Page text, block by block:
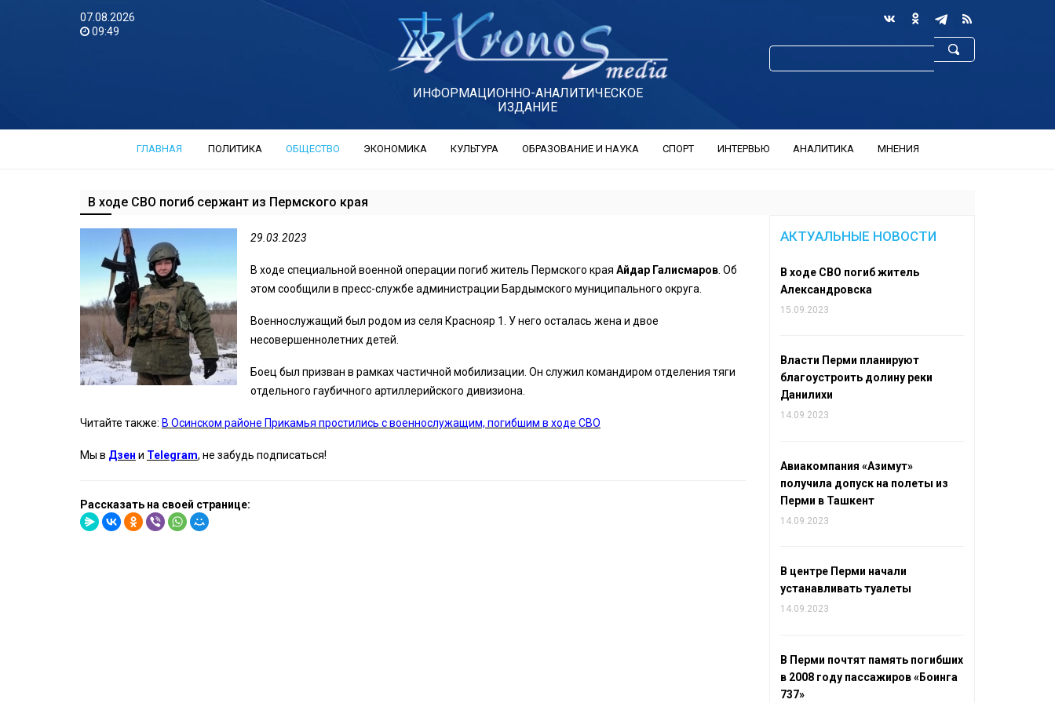
07.08.2026
09:49
ИНФОРМАЦИОННО-АНАЛИТИЧЕСКОЕ
ИЗДАНИЕ
ГЛАВНАЯ ПОЛИТИКА ОБЩЕСТВО ЭКОНОМИКА КУЛЬТУРА ОБРАЗОВАНИЕ И НАУКА СПОРТ ИНТЕРВЬЮ АНАЛИТИКА МНЕНИЯ
В ходе СВО погиб сержант из Пермского края
29.03.2023
В ходе специальной военной операции погиб житель Пермского края Айдар Галисмаров. Об
этом сообщили в пресс-службе администрации Бардымского муниципального округа.
Военнослужащий был родом из селя Краснояр 1. У него осталась жена и двое
несовершеннолетних детей.
Боец был призван в рамках частичной мобилизации. Он служил командиром отделения тяги
отдельного гаубичного артиллерийского дивизиона.
Читайте также: В Осинском районе Прикамья простились с военнослужащим, погибшим в ходе СВО
Мы в Дзен и Telegram, не забудь подписаться!
Рассказать на своей странице:
АКТУАЛЬНЫЕ НОВОСТИ
В ходе СВО погиб житель
Александровска
15.09.2023
Власти Перми планируют
благоустроить долину реки
Данилихи
14.09.2023
Авиакомпания «Азимут»
получила допуск на полеты из
Перми в Ташкент
14.09.2023
В центре Перми начали
устанавливать туалеты
14.09.2023
В Перми почтят память погибших
в 2008 году пассажиров «Боинга
737»